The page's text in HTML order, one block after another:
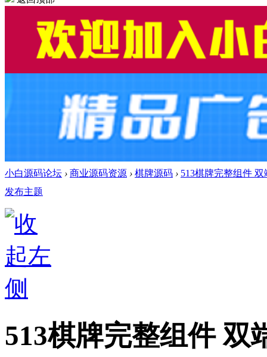
小白源码论坛 › 商业源码资源 › 棋牌源码 › 513棋牌完整组件
发布主题
513棋牌完整组件 双